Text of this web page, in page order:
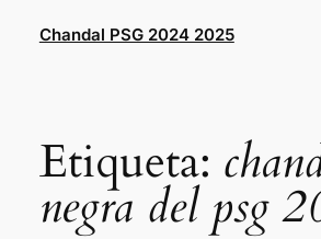
Chandal PSG 2024 2025
Etiqueta:
negra del psg